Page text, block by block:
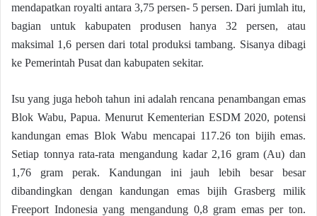
mendapatkan royalti antara 3,75 persen- 5 persen. Dari jumlah itu,
bagian untuk kabupaten produsen hanya 32 persen, atau
maksimal 1,6 persen dari total produksi tambang. Sisanya dibagi
ke Pemerintah Pusat dan kabupaten sekitar.
Isu yang juga heboh tahun ini adalah rencana penambangan emas
Blok Wabu, Papua. Menurut Kementerian ESDM 2020, potensi
kandungan emas Blok Wabu mencapai 117.26 ton bijih emas.
Setiap tonnya rata-rata mengandung kadar 2,16 gram (Au) dan
1,76 gram perak. Kandungan ini jauh lebih besar besar
dibandingkan dengan kandungan emas bijih Grasberg milik
Freeport Indonesia yang mengandung 0,8 gram emas per ton.